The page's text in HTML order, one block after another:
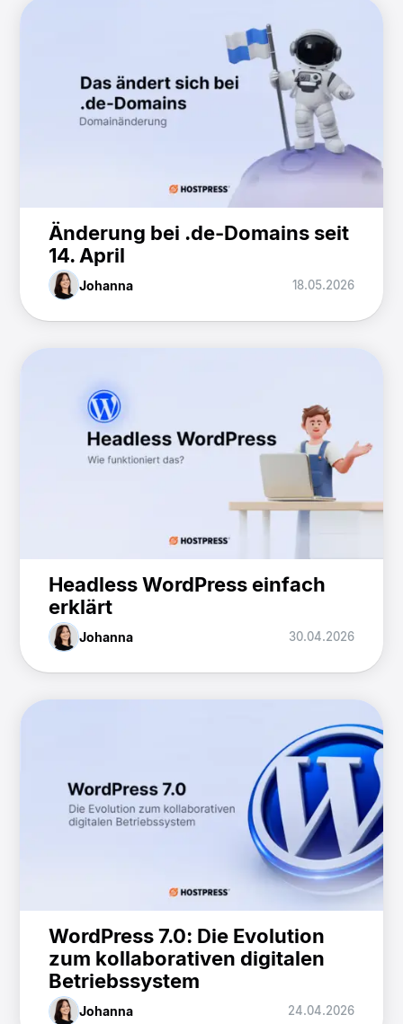
Änderung bei .de-Domains seit
14. April
Johanna 18.05.2026
Headless WordPress einfach
erklärt
Johanna 30.04.2026
WordPress 7.0: Die Evolution
zum kollaborativen digitalen
Betriebssystem
Johanna 24.04.2026